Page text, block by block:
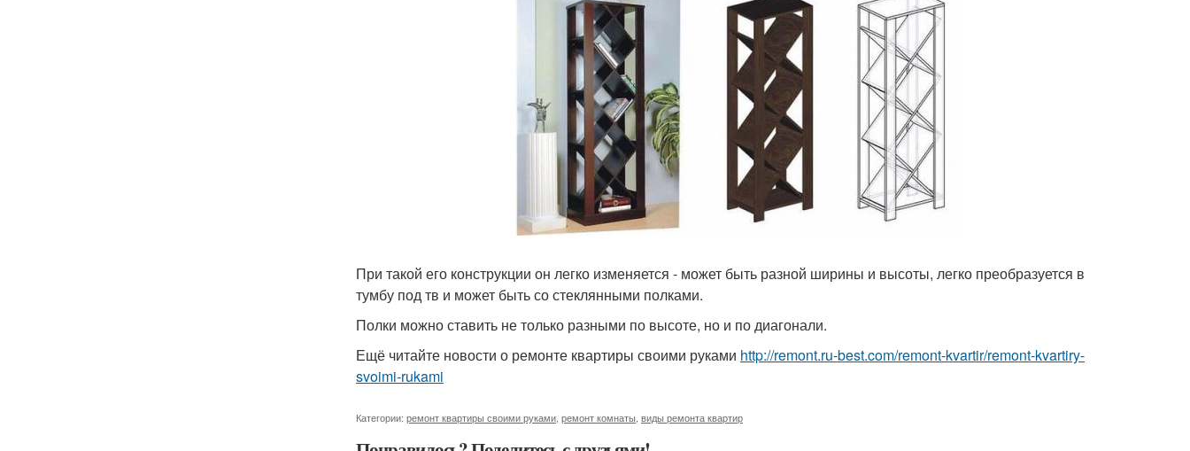
При такой его конструкции он легко изменяется - может быть разной ширины и высоты, легко преобразуется в
тумбу под тв и может быть со стеклянными полками.
Полки можно ставить не только разными по высоте, но и по диагонали.
Ещё читайте новости о ремонте квартиры своими руками http://remont.ru-best.com/remont-kvartir/remont-kvartiry-
svoimi-rukami
Категории: ремонт квартиры своими руками ремонт комнаты виды ремонта квартир